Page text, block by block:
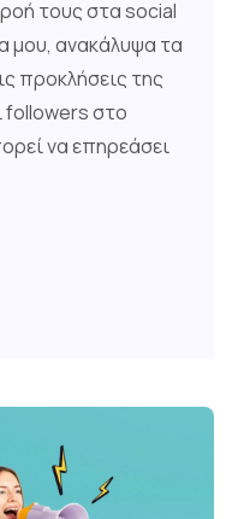
τους στα social
μου, ανακάλυψα τα
προκλήσεις της
followers στο
να επηρεάσει